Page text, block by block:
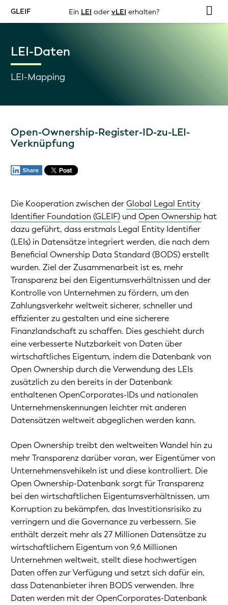
GLEIF Ein LEI oder vLEI erhalten?
LEI-Daten
LEI-Mapping
Open-Ownership-Register-ID-zu-LEI-
Verknüpfung
Die Kooperation zwischen derGlobal Legal Entity
Identifier Foundation (GLEIF) und Open Ownership hat
dazu geführt, dass erstmals Legal Entity Identifier
(LEIs) in Datensätze integriert werden, die nach dem
Beneficial Ownership Data Standard (BODS) erstellt
wurden. Ziel der Zusammenarbeit ist es, mehr
Transparenz bei den Eigentumsverhältnissen und der
Kontrolle von Unternehmen zu fördern, um den
Zahlungsverkehr weltweit sicherer, schneller und
effizienter zu gestalten und eine sicherere
Finanzlandschaft zu schaffen. Dies geschieht durch
eine verbesserte Nutzbarkeit von Daten über
wirtschaftliches Eigentum, indem die Datenbank von
Open Ownership durch die Verwendung des LEIs
zusätzlich zu den bereits in der Datenbank
enthaltenen OpenCorporates-IDs und nationalen
Unternehmenskennungen leichter mit anderen
Datensätzen weltweit abgeglichen werden kann.
Open Ownership treibt den weltweiten Wandel hin zu
mehr Transparenz darüber voran, wer Eigentümer von
Unternehmensvehikeln ist und diese kontrolliert. Die
Open Ownership-Datenbank sorgt für Transparenz
bei den wirtschaftlichen Eigentumsverhältnissen, um
Korruption zu bekämpfen, das Investitionsrisiko zu
verringern und die Governance zu verbessern. Sie
enthält derzeit mehr als 27 Millionen Datensätze zu
wirtschaftlichem Eigentum von 9,6 Millionen
Unternehmen weltweit, stellt diese hochwertigen
Daten offen zur Verfügung und setzt sich dafür ein,
dass Datenanbieter ihren BODS verwenden. Ihre
Daten werden mit der OpenCorporates-Datenbank